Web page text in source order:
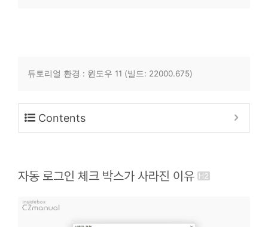
튜토리얼 환경 : 윈도우 11 (빌드: 22000.675)
Contents
자동 로그인 체크 박스가 사라진 이유